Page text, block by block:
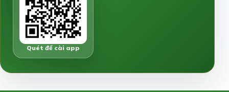
Quét để cài app